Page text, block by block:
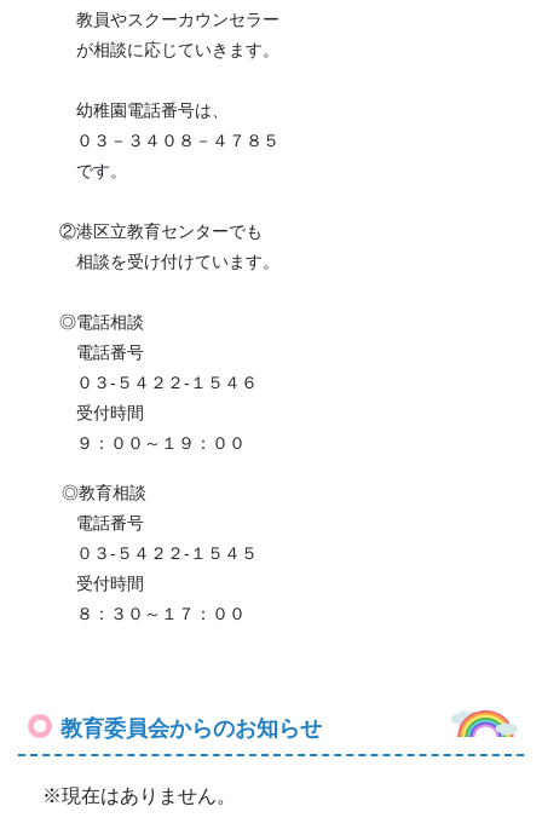
教員やスクーカウンセラー
が相談に応じていきます。
幼稚園電話番号は、
０３－３４０８－４７８５
です。
②港区立教育センターでも
相談を受け付けています。
◎電話相談
電話番号
０３-５４２２-１５４６
受付時間
９：００～１９：００
◎教育相談
電話番号
０３-５４２２-１５４５
受付時間
８：３０～１７：００
教育委員会からのお知らせ
※現在はありません。